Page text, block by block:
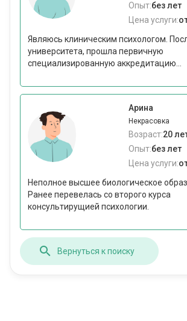
Опыт:без лет
Цена услуги:
Являюсь клиническим психологом.
университета, прошла первичную
специализированную аккредитацию...
Арина
Некрасовка
Возраст:20
Опыт:без лет
Цена услуги:
Неполное высшее биологическое
Ранее перевелась со второго курса
консультирущией психологии.
Вернуться к поиску